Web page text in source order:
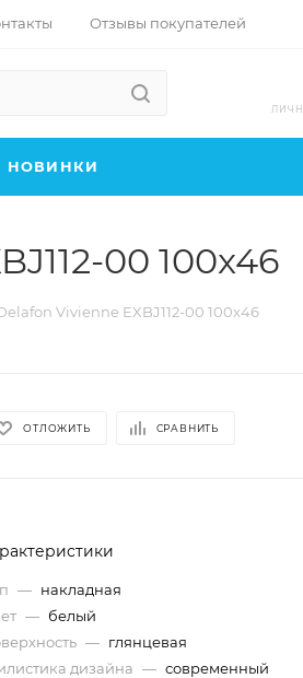
Отзывы покупателей
НОВИНКИ
00 100x46
Vivienne EXBJ112-00 100x46
ОТЛОЖИТЬ СРАВНИТЬ
— накладная
— белый
— глянцевая
дизайна — современный